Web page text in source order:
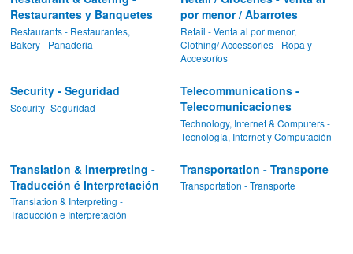
Restaurantes y Banquetes
Restaurants - Restaurantes,
Bakery - Panaderia
por menor / Abarrotes
Retail - Venta al por menor,
Clothing/ Accessories - Ropa y
Accesoríos
Security - Seguridad
Security -Seguridad
Telecommunications -
Telecomunicaciones
Technology, Internet & Computers -
Tecnología, Internet y Computación
Translation & Interpreting -
Traducción é Interpretación
Translation & Interpreting -
Traducción e Interpretación
Transportation - Transporte
Transportation - Transporte